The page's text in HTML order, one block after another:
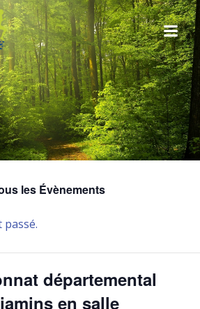
Aller
au
contenu
les Évènements
passé.
départemental
en salle